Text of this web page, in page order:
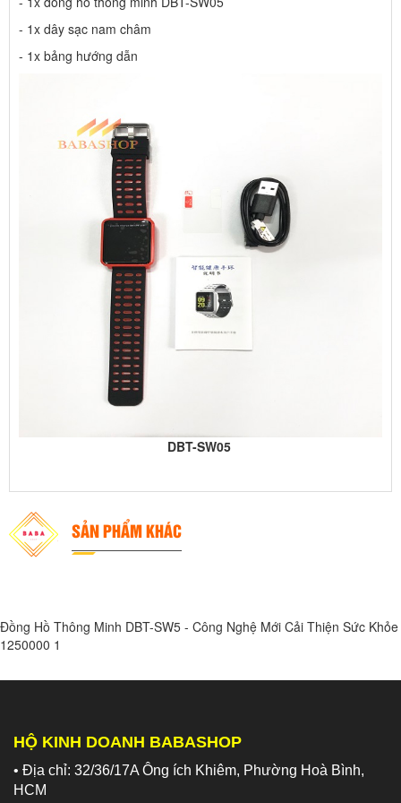
- 1x dây sạc nam châm
- 1x bảng hướng dẫn
DBT-SW05
SẢN PHẨM KHÁC
Đồng Hồ Thông Minh DBT-SW5 - Công Nghệ Mới Cải Thiện Sức Khỏe
1250000 1
HỘ KINH DOANH BABASHOP
• Địa chỉ: 32/36/17A Ông ích Khiêm, Phường Hoà Bình,
HCM